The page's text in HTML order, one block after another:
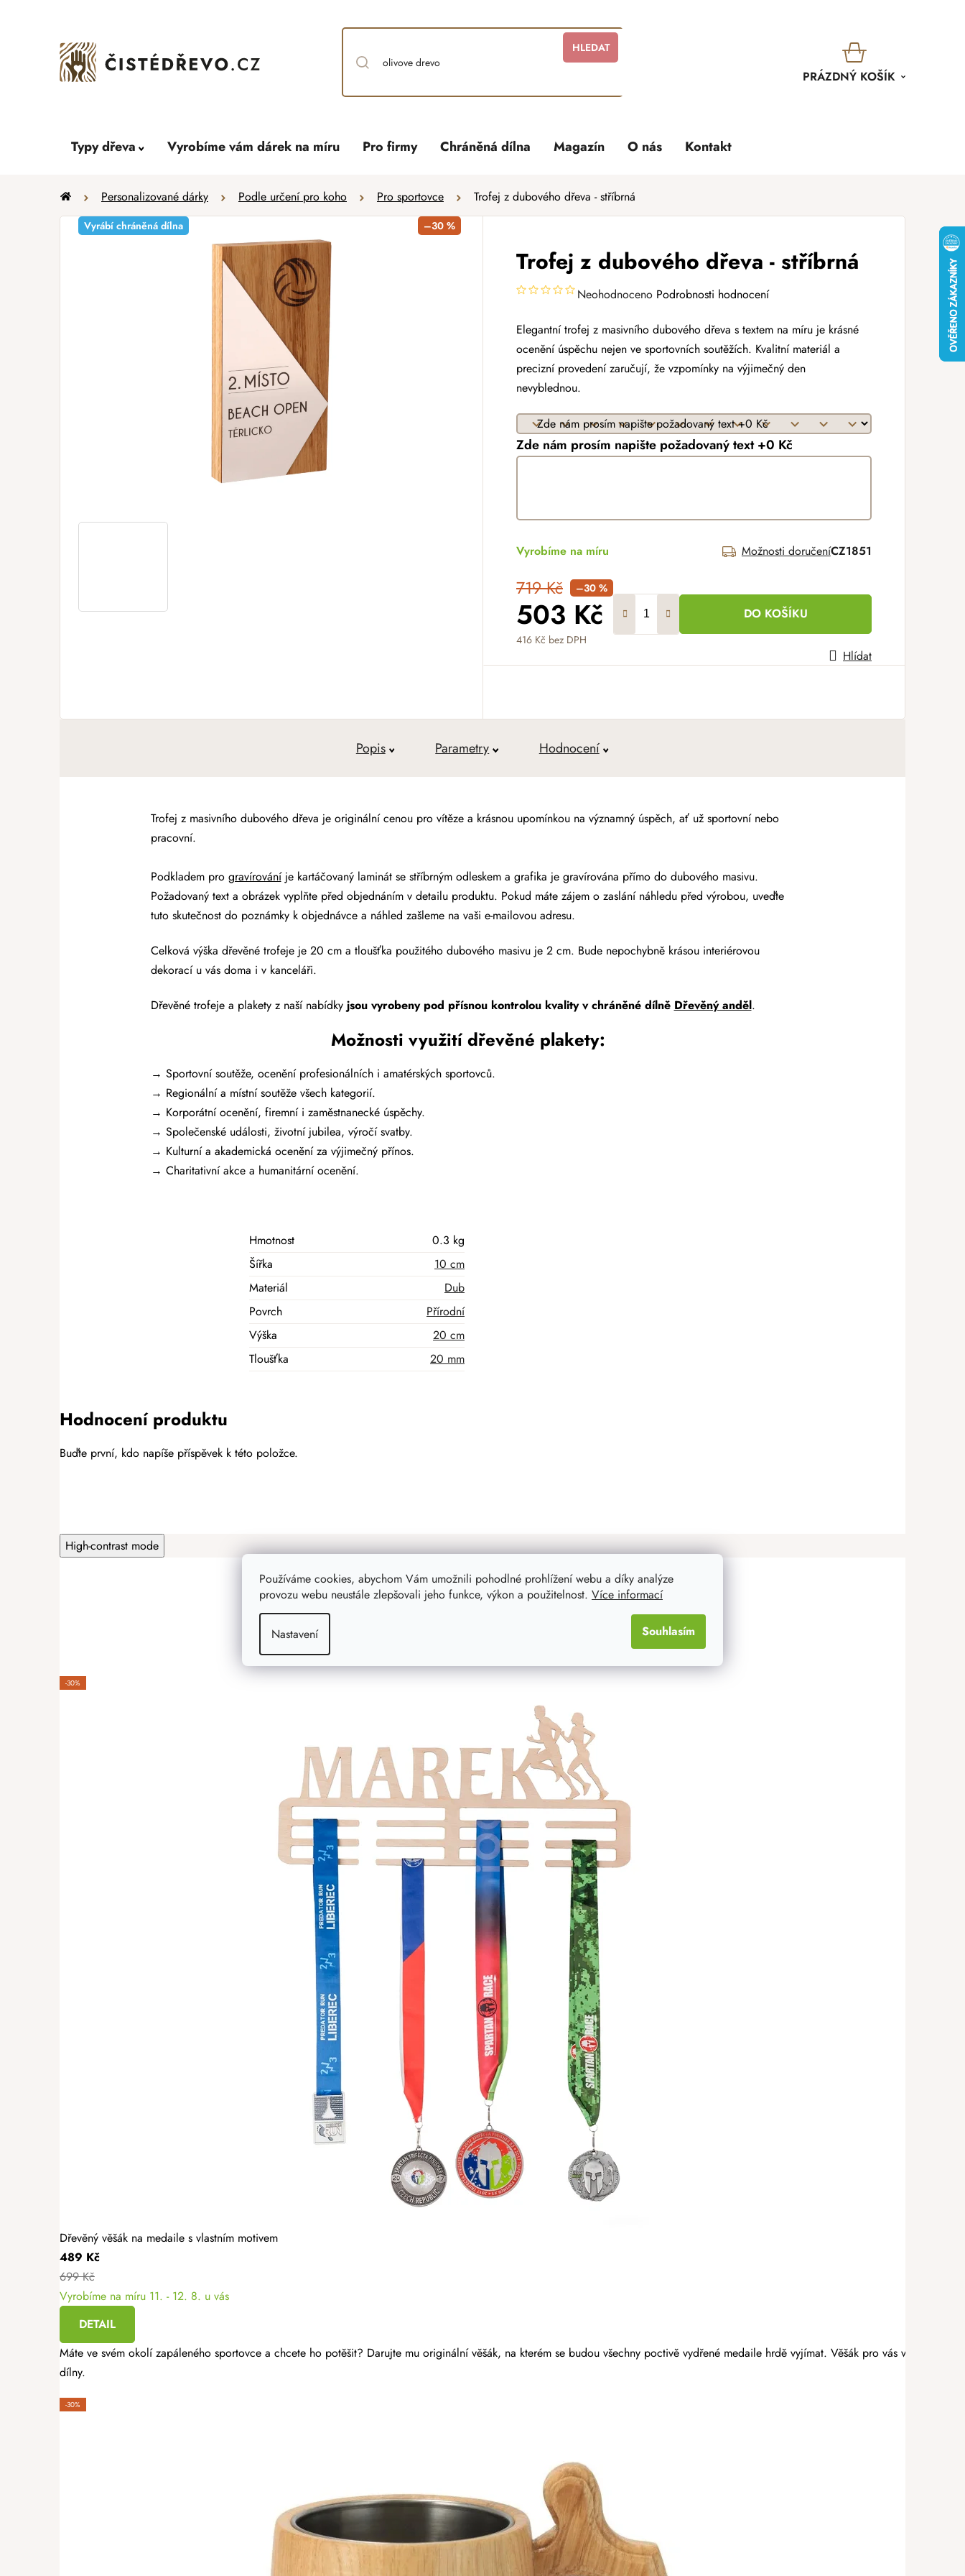
Používáme cookies, abychom Vám umožnili pohodlné prohlížení webu a díky analýze
provozu webu neustále zlepšovali jeho funkce, výkon a použitelnost. Více informací
Nastavení Souhlasím
HLEDAT
KOŠÍK
PRÁZDNÝ KOŠÍK
Typy dřeva Vyrobíme vám dárek na míru Pro firmy Chráněná dílna Magazín O nás Kontakt
Domů Personalizované dárky Podle určení pro koho Pro sportovce Trofej z dubového dřeva - stříbrná
Trofej z dubového dřeva - stříbrná
Neohodnoceno Podrobnosti hodnocení
Elegantní trofej z masivního dubového dřeva s textem na míru je krásné
ocenění úspěchu nejen ve sportovních soutěžích. Kvalitní materiál a
precizní provedení zaručují, že vzpomínky na výjimečný den
nevyblednou.
Zde nám prosím napište požadovaný text +0 Kč
Vyrobíme na míru Možnosti doručeníCZ1851
719 Kč –30 %
503 Kč
416 Kč bez DPH
Měrná cena:
DO KOŠÍKU
Hlídat
Vyrábí chráněná dílna –30 %
Popis Parametry Hodnocení
Trofej z masivního dubového dřeva je originální cenou pro vítěze a krásnou upomínkou na významný úspěch, ať už sportovní nebo
pracovní.
Podkladem pro gravírováníje kartáčovaný laminátse stříbrným odleskem a grafika je gravírována přímo do dubového masivu.
Požadovaný text a obrázek vyplňte před objednáním v detailu produktu. Pokud máte zájem o zaslání náhledu před výrobou, uveďte
tuto skutečnost do poznámky k objednávce a náhled zašleme na vaši e-mailovou adresu.
Celková výška dřevěné trofeje je 20 cm a tloušťka použitého dubového masivu je 2 cm. Bude nepochybně krásou interiérovou
dekorací u vás doma i v kanceláři.
Dřevěné trofeje a plakety z naší nabídky jsou vyrobeny pod přísnou kontrolou kvality v chráněné dílně Dřevěný anděl.
Možnosti využití dřevěné plakety:
→ Sportovní soutěže, ocenění profesionálních i amatérských sportovců.
→ Regionální a místní soutěže všech kategorií.
→ Korporátní ocenění, firemní i zaměstnanecké úspěchy.
→ Společenské události, životní jubilea, výročí svatby.
→ Kulturní a akademická ocenění za výjimečný přínos.
→ Charitativní akce a humanitární ocenění.
Hmotnost
0.3 kg
Šířka
10 cm
Materiál
Dub
Povrch
Přírodní
Výška
20 cm
Tloušťka
20 mm
Hodnocení produktu
Buďte první, kdo napíše příspěvek k této položce.
High-contrast mode
-30%
Dřevěný věšák na medaile s vlastním motivem
489 Kč
699 Kč
Vyrobíme na míru 11. - 12. 8. u vás
DETAIL
Máte ve svém okolí zapáleného sportovce a chcete ho potěšit? Darujte mu originální věšák, na kterém se budou všechny poctivě vydřené medaile hrdě vyjímat. Věšák pro vás vyrobí
dílny.
-30%